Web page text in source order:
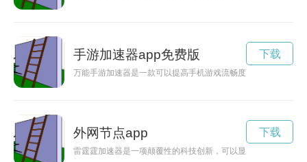
手游加速器app免费版
万能手游加速器是一款可以提高手机游戏流畅度和体验的神器
下载
外网节点app
雷霆霆加速器是一项颠覆性的科技创新，可以显著提升各种设
下载